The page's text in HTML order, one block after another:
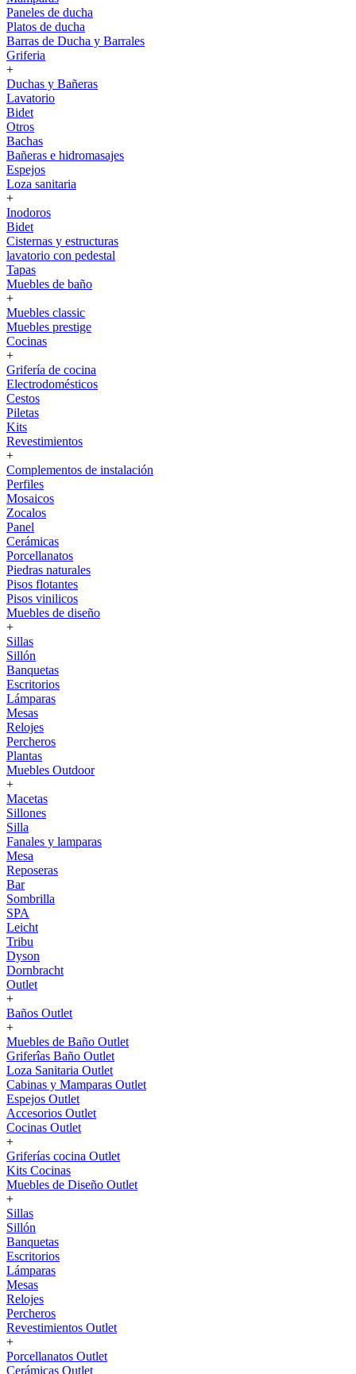
Paneles de ducha
Platos de ducha
Barras de Ducha y Barrales
Griferia
+
Duchas y Bañeras
Lavatorio
Bidet
Otros
Bachas
Bañeras e hidromasajes
Espejos
Loza sanitaria
+
Inodoros
Bidet
Cisternas y estructuras
lavatorio con pedestal
Tapas
Muebles de baño
+
Muebles classic
Muebles prestige
Cocinas
+
Grifería de cocina
Electrodomésticos
Cestos
Piletas
Kits
Revestimientos
+
Complementos de instalación
Perfiles
Mosaicos
Zocalos
Panel
Cerámicas
Porcellanatos
Piedras naturales
Pisos flotantes
Pisos vinilicos
Muebles de diseño
+
Sillas
Sillón
Banquetas
Escritorios
Lámparas
Mesas
Relojes
Percheros
Plantas
Muebles Outdoor
+
Macetas
Sillones
Silla
Fanales y lamparas
Mesa
Reposeras
Bar
Sombrilla
SPA
Leicht
Tribu
Dyson
Dornbracht
Outlet
+
Baños Outlet
+
Muebles de Baño Outlet
Griferîas Baño Outlet
Loza Sanitaria Outlet
Cabinas y Mamparas Outlet
Espejos Outlet
Accesorios Outlet
Cocinas Outlet
+
Griferías cocina Outlet
Kits Cocinas
Muebles de Diseño Outlet
+
Sillas
Sillón
Banquetas
Escritorios
Lámparas
Mesas
Relojes
Percheros
Revestimientos Outlet
+
Porcellanatos Outlet
Cerámicas Outlet